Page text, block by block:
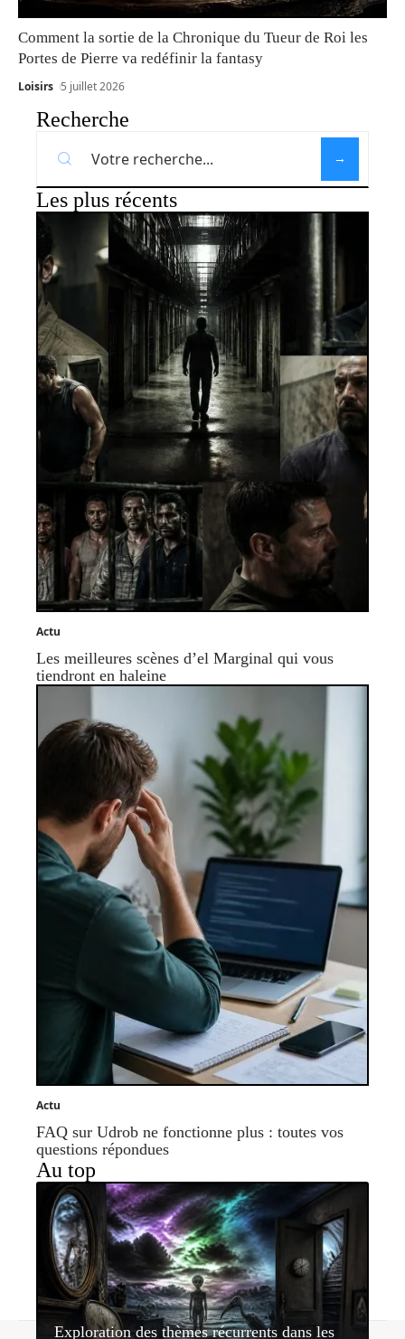
Comment la sortie de la Chronique du Tueur de Roi les
Portes de Pierre va redéfinir la fantasy
Loisirs 5 juillet 2026
Recherche
Les plus récents
Actu
Les meilleures scènes d’el Marginal qui vous
tiendront en haleine
Actu
FAQ sur Udrob ne fonctionne plus : toutes vos
questions répondues
Au top
Exploration des thèmes récurrents dans les